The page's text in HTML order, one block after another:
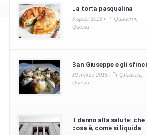
La torta pasqualina
6 aprile 2015 • Quaderni,
Qucina
San Giuseppe e gli sfinci
19 marzo 2015 • Quaderni,
Qucina
Il danno alla salute: che
cosa è, come si liquida